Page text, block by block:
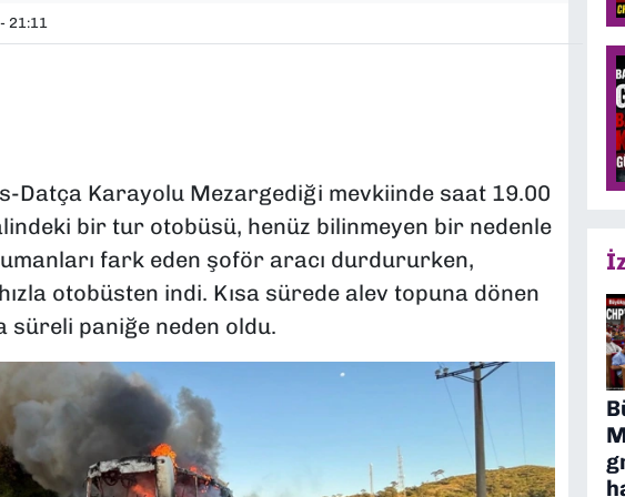
21:11
Datça Karayolu Mezargediği mevkiinde saat 19.00
bir tur otobüsü, henüz bilinmeyen bir nedenle
fark eden şoför aracı durdururken,
otobüsten indi. Kısa sürede alev topuna dönen
süreli paniğe neden oldu.